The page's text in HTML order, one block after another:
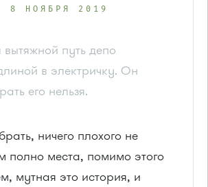
8 НОЯБРЯ 2019
вытяжной путь депо
в электричку. Он
его нельзя.
ничего плохого не
полно места, помимо этого
мутная это история, и